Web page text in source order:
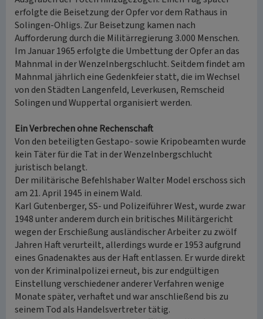
erfolgte die Beisetzung der Opfer vor dem Rathaus in
Solingen-Ohligs. Zur Beisetzung kamen nach
Aufforderung durch die Militärregierung 3.000 Menschen.
Im Januar 1965 erfolgte die Umbettung der Opfer an das
Mahnmal in der Wenzelnbergschlucht. Seitdem findet am
Mahnmal jährlich eine Gedenkfeier statt, die im Wechsel
von den Städten Langenfeld, Leverkusen, Remscheid
Solingen und Wuppertal organisiert werden.
Ein Verbrechen ohne Rechenschaft
Von den beteiligten Gestapo- sowie Kripobeamten wurde
kein Täter für die Tat in der Wenzelnbergschlucht
juristisch belangt.
Der militärische Befehlshaber Walter Model erschoss sich
am 21. April 1945 in einem Wald.
Karl Gutenberger, SS- und Polizeiführer West, wurde zwar
1948 unter anderem durch ein britisches Militärgericht
wegen der Erschießung ausländischer Arbeiter zu zwölf
Jahren Haft verurteilt, allerdings wurde er 1953 aufgrund
eines Gnadenaktes aus der Haft entlassen. Er wurde direkt
von der Kriminalpolizei erneut, bis zur endgültigen
Einstellung verschiedener anderer Verfahren wenige
Monate später, verhaftet und war anschließend bis zu
seinem Tod als Handelsvertreter tätig.